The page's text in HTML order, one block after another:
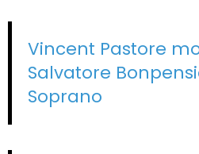
Vincent Pastore
Salvatore
Soprano